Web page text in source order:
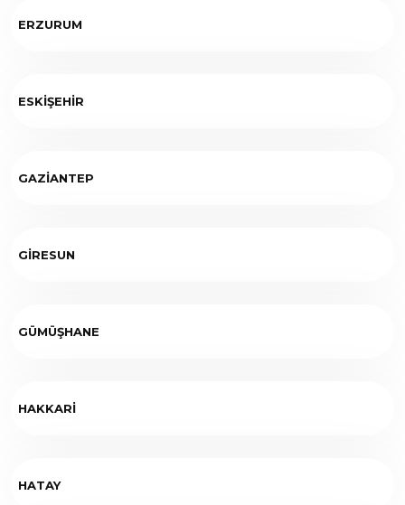
ERZURUM
ESKİŞEHİR
GAZİANTEP
GİRESUN
GÜMÜŞHANE
HAKKARİ
HATAY